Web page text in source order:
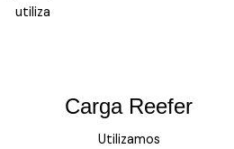
utiliza
Carga Reefer
Utilizamos